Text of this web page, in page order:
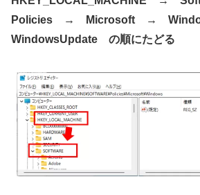
Policies → Microsoft →
WindowsUpdate の順にたどる